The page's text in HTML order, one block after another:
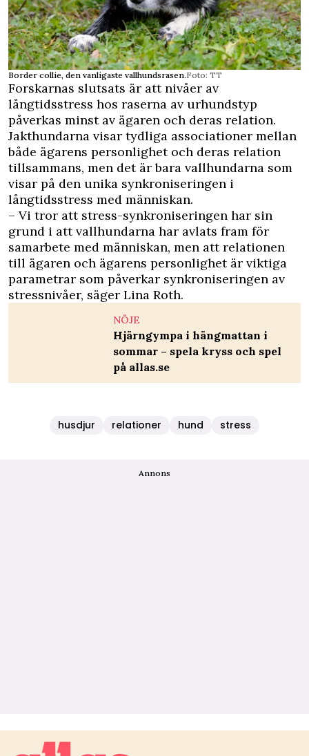
Border collie, den vanligaste vallhundsrasen.Foto: TT
Forskarnas slutsats är att nivåer av
långtidsstress hos raserna av urhundstyp
påverkas minst av ägaren och deras relation.
Jakthundarna visar tydliga associationer mellan
både ägarens personlighet och deras relation
tillsammans, men det är bara vallhundarna som
visar på den unika synkroniseringen i
långtidsstress med människan.
– Vi tror att stress-synkroniseringen har sin
grund i att vallhundarna har avlats fram för
samarbete med människan, men att relationen
till ägaren och ägarens personlighet är viktiga
parametrar som påverkar synkroniseringen av
stressnivåer, säger Lina Roth.
NÖJE
Hjärngympa i hängmattan i
sommar – spela kryss och spel
på allas.se
husdjur relationer hund stress
Annons